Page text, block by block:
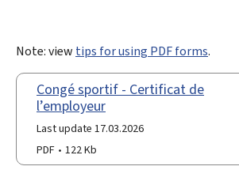
Note: view tips for using PDF forms.
Congé sportif - Certificat de
l’employeur
Last update 17.03.2026
PDF
122 Kb